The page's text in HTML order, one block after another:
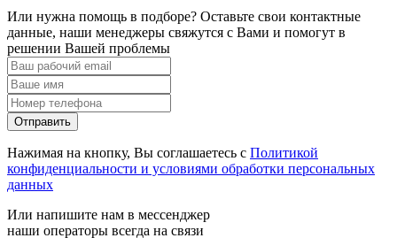
Или нужна помощь в подборе? Оставьте свои контактные
данные, наши менеджеры свяжутся с Вами и помогут в
решении Вашей проблемы
Отправить
Нажимая на кнопку, Вы соглашаетесь с Политикой
конфиденциальности и условиями обработки персональных
данных
Или напишите нам в мессенджер
наши операторы всегда на связи